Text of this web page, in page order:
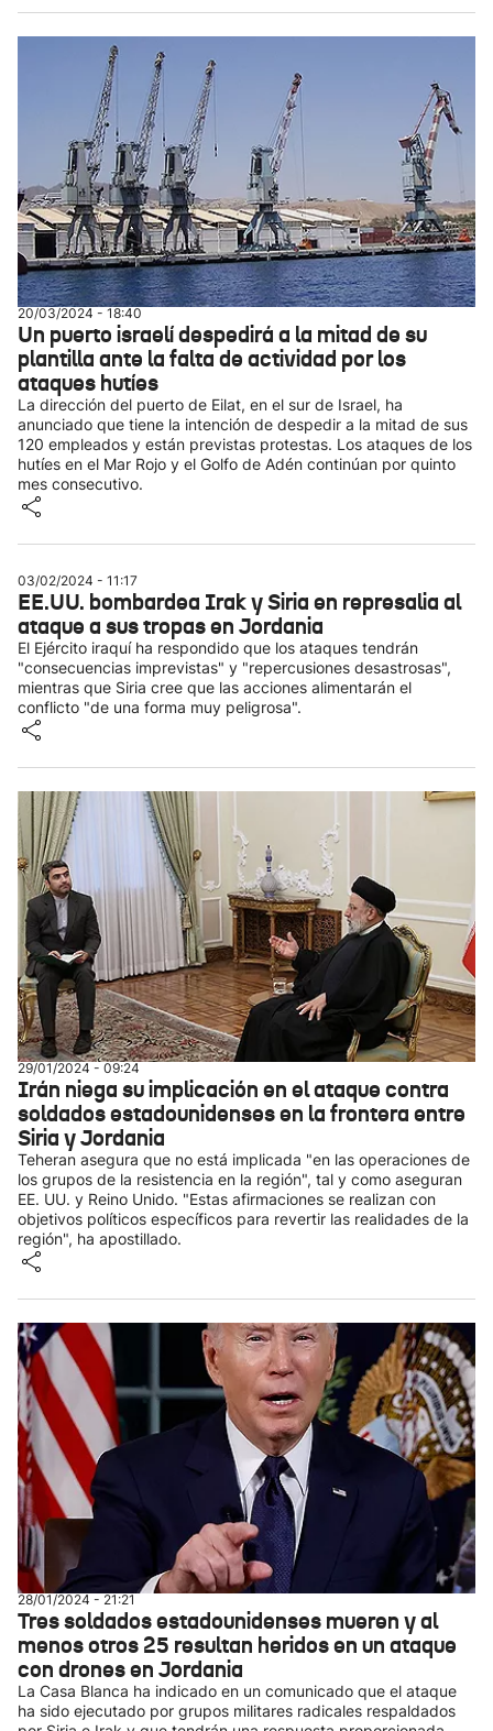
20/03/2024 - 18:40
Un puerto israelí despedirá a la mitad de su
plantilla ante la falta de actividad por los
ataques hutíes
La dirección del puerto de Eilat, en el sur de Israel, ha
anunciado que tiene la intención de despedir a la mitad de sus
120 empleados y están previstas protestas. Los ataques de los
hutíes en el Mar Rojo y el Golfo de Adén continúan por quinto
mes consecutivo.
03/02/2024 - 11:17
EE.UU. bombardea Irak y Siria en represalia al
ataque a sus tropas en Jordania
El Ejército iraquí ha respondido que los ataques tendrán
"consecuencias imprevistas" y "repercusiones desastrosas",
mientras que Siria cree que las acciones alimentarán el
conflicto "de una forma muy peligrosa".
29/01/2024 - 09:24
Irán niega su implicación en el ataque contra
soldados estadounidenses en la frontera entre
Siria y Jordania
Teheran asegura que no está implicada "en las operaciones de
los grupos de la resistencia en la región", tal y como aseguran
EE. UU. y Reino Unido. "Estas afirmaciones se realizan con
objetivos políticos específicos para revertir las realidades de la
región", ha apostillado.
28/01/2024 - 21:21
Tres soldados estadounidenses mueren y al
menos otros 25 resultan heridos en un ataque
con drones en Jordania
La Casa Blanca ha indicado en un comunicado que el ataque
ha sido ejecutado por grupos militares radicales respaldados